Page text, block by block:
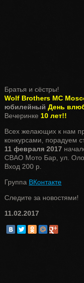
Братья и сёстры!
Wolf Brothers MC
юбилейный День
Вечеринке 10 лет!!
Всех желающих к нам
конкурсами, порадуем
11 февраля 2017
СВАО Мото Бар, ул.
Вход 200 р.
Группа ВКонтакте
Следите за новостями!
11.02.2017